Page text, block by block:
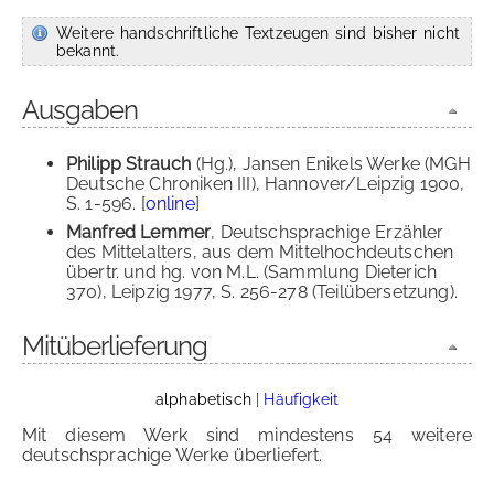
Weitere handschriftliche Textzeugen sind bisher nicht
bekannt.
Ausgaben
Philipp Strauch (Hg.), Jansen Enikels Werke (MGH
Deutsche Chroniken III), Hannover/Leipzig 1900,
S. 1-596. [online]
Manfred Lemmer, Deutschsprachige Erzähler
des Mittelalters, aus dem Mittelhochdeutschen
übertr. und hg. von M.L. (Sammlung Dieterich
370), Leipzig 1977, S. 256-278 (Teilübersetzung).
Mitüberlieferung
alphabetisch| Häufigkeit
Mit diesem Werk sind mindestens 54 weitere
deutschsprachige Werke überliefert.